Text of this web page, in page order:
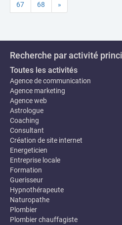
67 68 »
Recherche par activité
Toutes les activités
Agence de communication
Agence marketing
Agence web
Astrologue
Coaching
Consultant
Création de site internet
Energeticien
Entreprise locale
Formation
Guerisseur
Hypnothérapeute
Naturopathe
Plombier
Plombier chauffagiste